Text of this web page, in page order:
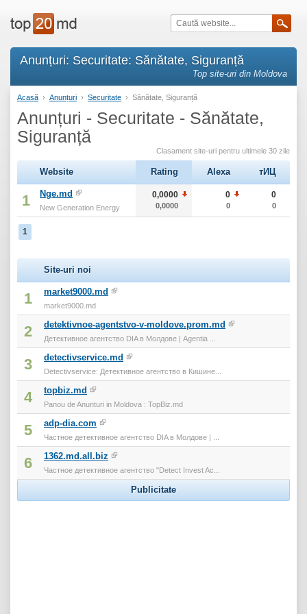
Anunțuri: Securitate: Sănătate, Siguranță
Top site-uri din Moldova
Acasă › Anunțuri › Securitate › Sănătate, Siguranță
Anunțuri - Securitate - Sănătate,
Siguranță
Clasament site-uri pentru ultimele 30 zile
Website Rating Alexa тИЦ
1 Nge.md
New Generation Energy
0,0000
0,0000
0
0
0
0
1
Site-uri noi
1 market9000.md
market9000.md
2 detektivnoe-agentstvo-v-moldove.prom.md
Детективное агентство DIA в Молдове | Agentia ...
3 detectivservice.md
Detectivservice: Детективное агентство в Кишине...
4 topbiz.md
Panou de Anunturi in Moldova : TopBiz.md
5 adp-dia.com
Частное детективное агентство DIA в Молдове | ...
6 1362.md.all.biz
Частное детективное агентство "Detect Invest Ac...
Publicitate